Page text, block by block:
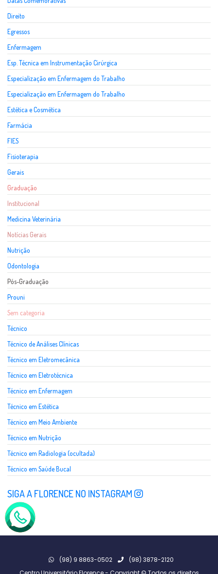
Direito
Egressos
Enfermagem
Esp. Técnica em Instrumentação Cirúrgica
Especialização em Enfermagem do Trabalho
Especialização em Enfermagem do Trabalho
Estética e Cosmética
Farmácia
FIES
Fisioterapia
Gerais
Graduação
Institucional
Medicina Veterinária
Notícias Gerais
Nutrição
Odontologia
Pós-Graduação
Prouni
Sem categoria
Técnico
Técnico de Análises Clínicas
Técnico em Eletromecânica
Técnico em Eletrotécnica
Técnico em Enfermagem
Técnico em Estética
Técnico em Meio Ambiente
Técnico em Nutrição
Técnico em Radiologia (ocultada)
Técnico em Saúde Bucal
SIGA A FLORENCE NO INSTAGRAM
(98) 9 8863-0502
(98) 3878-2120